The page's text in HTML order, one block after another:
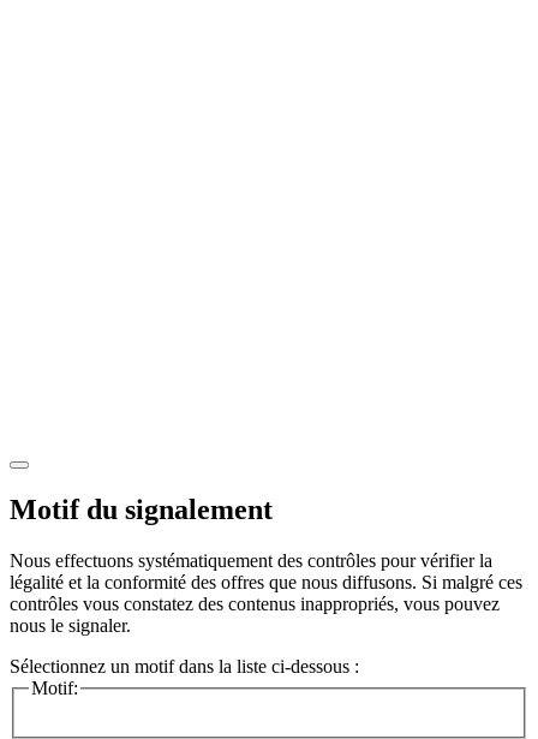
Motif du signalement
Nous effectuons systématiquement des contrôles pour vérifier la
légalité et la conformité des offres que nous diffusons. Si malgré ces
contrôles vous constatez des contenus inappropriés, vous pouvez
nous le signaler.
Sélectionnez un motif dans la liste ci-dessous :
Motif: